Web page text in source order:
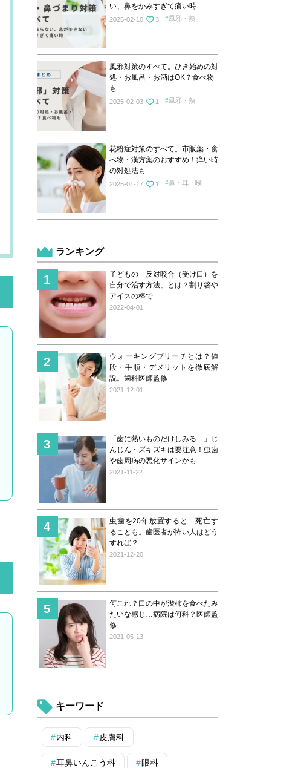
い、鼻をかみすぎて痛い時
2025-02-10 3 風邪・熱
風邪対策のすべて。ひき始めの対
処・お風呂・お酒はOK？食べ物
も
2025-02-03 1 風邪・熱
花粉症対策のすべて。市販薬・食
べ物・漢方薬のおすすめ！痒い時
の対処法も
2025-01-17 1 鼻・耳・喉
ランキング
子どもの「反対咬合（受け口）を
自分で治す方法」とは？割り箸や
アイスの棒で
2022-04-01
ウォーキングブリーチとは？値
段・手順・デメリットを徹底解
説。歯科医師監修
2021-12-01
「歯に熱いものだけしみる…」じ
んじん・ズキズキは要注意！虫歯
や歯周病の悪化サインかも
2021-11-22
虫歯を20年放置すると…死亡す
ることも。歯医者が怖い人はどう
すれば？
2021-12-20
何これ？口の中が渋柿を食べたみ
たいな感じ…病院は何科？医師監
修
2021-05-13
キーワード
内科 皮膚科
耳鼻いんこう科 眼科